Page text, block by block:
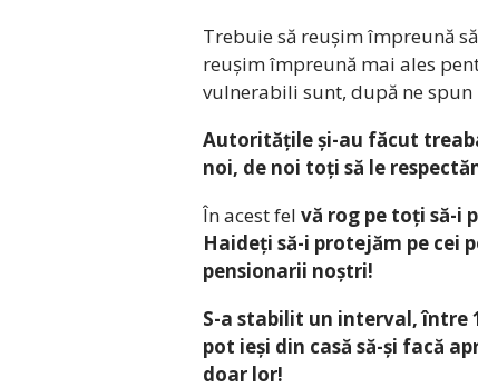
Trebuie să reușim împreună
reușim împreună mai ales
vulnerabili sunt, după ne
Autoritățile și-au făcut
noi, de noi toți să le
În acest fel vă rog pe toți să-i
Haideți să-i protejăm pe cei
pensionarii noștri!
S-a stabilit un interval, între
pot ieși din casă să-și facă
doar lor!